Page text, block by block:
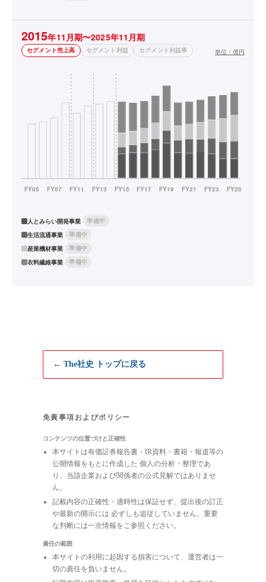
2015年11月期〜2025年11月期
セグメント売上高 セグメント利益 セグメント利益率 単位： 億円
人とみらい開発事業
準備中
生活流通事業
準備中
産業機材事業
準備中
衣料繊維事業
準備中
← The社史 トップに戻る
免責事項およびポリシー
コンテンツの位置づけと正確性
本サイトは有価証券報告書・IR資料・書籍・報道等の
公開情報をもとに作成した 個人の分析・整理であ
り、当該企業および関係者の公式見解ではありませ
ん。
記載内容の正確性・適時性は保証せず、提出後の訂正
や最新の開示には 必ずしも追従していません。重要
な判断には一次情報をご参照ください。
責任の範囲
本サイトの利用に起因する損害について、運営者は一
切の責任を負いません。